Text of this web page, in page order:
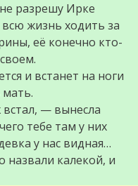
разрешу Ирке
жизнь ходить за
её конечно кто-
и встанет на ноги
— вынесла
тебе там у них
у нас видная…
назвали калекой, и